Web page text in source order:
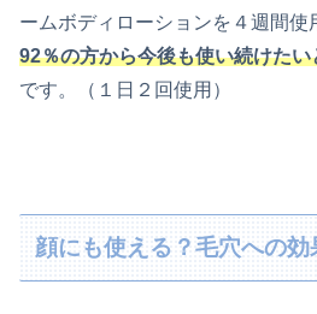
ームボディローションを４週間使
92％の方から今後も使い続けた
です。（１日２回使用）
顔にも使える？毛穴への効